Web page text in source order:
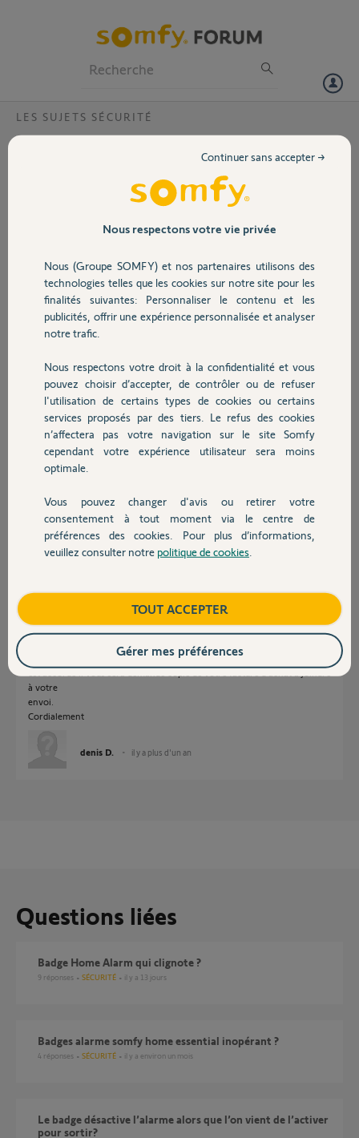
Volet
Sécurité
Domotique
Chauffage
Autres produits
Devis avec un pro
Contact
LES SUJETS SÉCURITÉ
Quelle garantie badge alarme ?
Mon badge ne fonctionne plus malgré changement de pile.
Quelle est la durée de garantie ?
Merci,
jean marie P.
il y a plus d'un an
Participer au fil de discussion
Réponses
Bonjour Jean Marie,
Il faudrait redémarrer votre box internet, puis faire un changement de
réseau wifi du link en reprenant le même réseau.
Bonne journée.
la garantie pour le produit alarme après 2020 est de 5 ans Si un échange
à votre
envoi.
Cordialement
denis D. il y a plus d'un an
Questions liées
Badge Home Alarm qui clignote ?
9 réponses SÉCURITÉ il y a 13 jours
Badges alarme somfy home essential inopérant ?
4 réponses SÉCURITÉ il y a environ un mois
Le badge désactive l’alarme alors que l’on vient de l’activer
pour sortir?
Nous respectons votre vie privée
Nous (Groupe SOMFY) et nos partenaires utilisons des
technologies telles que les cookies sur notre site pour les
finalités suivantes: Personnaliser le contenu et les
publicités, offrir une expérience personnalisée et analyser
notre trafic.
Nous respectons votre droit à la confidentialité et vous
pouvez choisir d’accepter, de contrôler ou de refuser
l'utilisation de certains types de cookies ou certains
services proposés par des tiers. Le refus des cookies
n’affectera pas votre navigation sur le site Somfy
cependant votre expérience utilisateur sera moins
optimale.
Vous pouvez changer d'avis ou retirer votre
consentement à tout moment via le centre de
préférences des cookies. Pour plus d’informations,
veuillez consulter notre politique de cookies
Continuer sans accepter →
TOUT ACCEPTER
Gérer mes préférences